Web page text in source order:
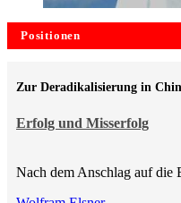
Positionen
Erfolg und Misserfolg
Zur Deradikalisierung in
Nach dem Anschlag auf die